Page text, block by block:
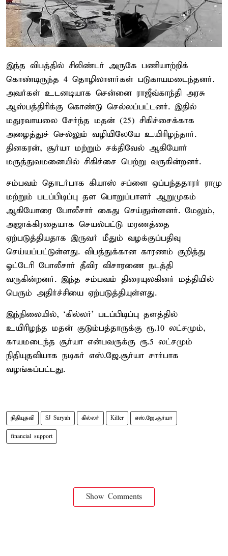
இந்த விபத்தில் சிலிண்டர் அருகே பணியாற்றிக்
கொண்டிருந்த 4 தொழிலாளர்கள் படுகாயமடைந்தனர்.
அவர்கள் உடனடியாக சென்னை ராஜீவ்காந்தி அரசு
ஆஸ்பத்திரிக்கு கொண்டு செல்லப்பட்டனர். இதில்
மதுரவாயலை சேர்ந்த மதன் (25) சிகிச்சைக்காக
அழைத்துச் செல்லும் வழியிலேயே உயிரிழந்தார்.
தினகரன், சூர்யா மற்றும் சக்திவேல் ஆகியோர்
மருத்துவமனையில் சிகிச்சை பெற்று வருகின்றனர்.
சம்பவம் தொடர்பாக கியாஸ் சப்ளை ஒப்பந்ததாரர் ராமு
மற்றும் படப்பிடிப்பு தள பொறுப்பாளர் ஆறுமுகம்
ஆகியோரை போலீசார் கைது செய்துள்ளனர். மேலும்,
அஜாக்கிரதையாக செயல்பட்டு மரணத்தை
ஏற்படுத்தியதாக இருவர் மீதும் வழக்குப்பதிவு
செய்யப்பட்டுள்ளது. விபத்துக்கான காரணம் குறித்து
ஓட்டேரி போலீசார் தீவிர விசாரணை நடத்தி
வருகின்றனர். இந்த சம்பவம் திரையுலகினர் மத்தியில்
பெரும் அதிர்ச்சியை ஏற்படுத்தியுள்ளது.
இந்நிலையில், ‘கில்லர்’ படப்பிடிப்பு தளத்தில்
உயிரிழந்த மதன் குடும்பத்தாருக்கு ரூ.10 லட்சமும்,
காயமடைந்த சூர்யா என்பவருக்கு ரூ.5 லட்சமும்
நிதியுதவியாக நடிகர் எஸ்.ஜே.சூர்யா சார்பாக
வழங்கப்பட்டது.
நிதியுதவி SJ Suryah கில்லர் Killer எஸ்.ஜே.சூர்யா
financial support
Show Comments